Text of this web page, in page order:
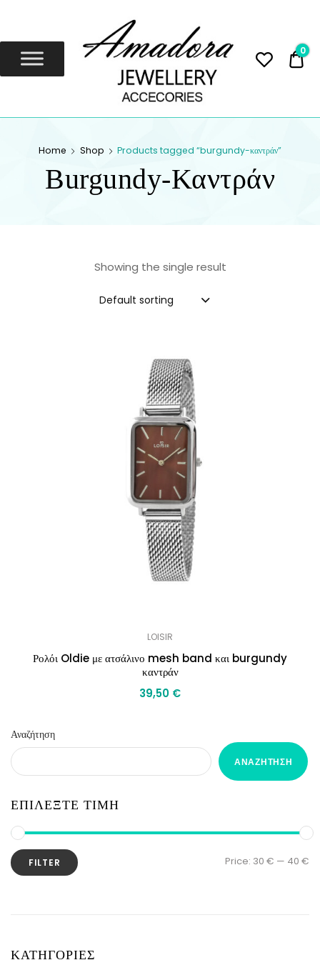
JEWELLERY
0
Home Shop Products tagged “burgundy-καντράν”
Burgundy-Καντράν
Showing the single result
Default sorting
LOISIR
Ρολόι Oldie με ατσάλινο mesh band και burgundy
καντράν
39,50 €
Αναζήτηση
ΑΝΑΖΉΤΗΣΗ
ΕΠΙΛΕΞΤΕ ΤΙΜΗ
FILTER Price: 30 € — 40 €
ΚΑΤΗΓΟΡΙΕΣ